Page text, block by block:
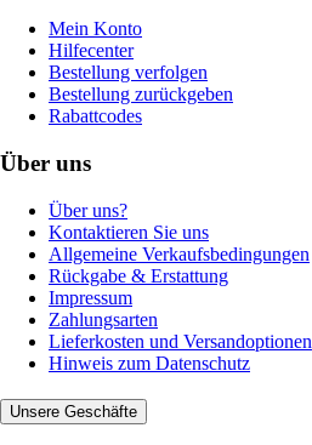
Mein Konto
Hilfecenter
Bestellung verfolgen
Bestellung zurückgeben
Rabattcodes
Über uns
Über uns?
Kontaktieren Sie uns
Allgemeine Verkaufsbedingungen
Rückgabe & Erstattung
Impressum
Zahlungsarten
Lieferkosten und Versandoptionen
Hinweis zum Datenschutz
Unsere Geschäfte